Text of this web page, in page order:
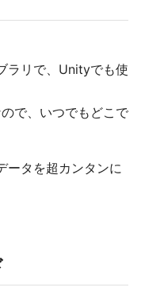
ラリで、Unityでも使
で、いつでもどこで
ータを超カンタンに